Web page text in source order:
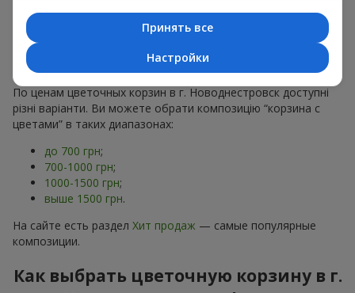
Есть также
VIP-композиции— роскошные корзины для
особых случаев. Каждое изделие — оригинальный подарок,
подчёркивающий внимание к деталям.
По ценам цветочных корзин в г. Новоднестровск доступні
різні варіанти. Ви можете обрати композицію “корзина с
цветами” в таких диапазонах:
до 700 грн;
700-1000 грн;
1000-1500 грн;
выше 1500 грн.
На сайте есть раздел Хит продаж — самые популярные
композиции.
Как выбрать цветочную корзину в г.
Принять все
Настройки